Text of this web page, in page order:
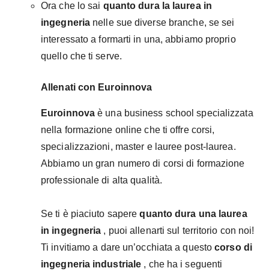
Ora che lo sai quanto dura la laurea in
ingegneria nelle sue diverse branche, se sei
interessato a formarti in una, abbiamo proprio
quello che ti serve.
Allenati con Euroinnova
Euroinnova è una business school specializzata
nella formazione online che ti offre corsi,
specializzazioni, master e lauree post-laurea.
Abbiamo un gran numero di corsi di formazione
professionale di alta qualità.
Se ti è piaciuto saperequanto dura una laurea
in ingegneria , puoi allenarti sul territorio con noi!
Ti invitiamo a dare un’occhiata a questocorso di
ingegneria industriale , che ha i seguenti